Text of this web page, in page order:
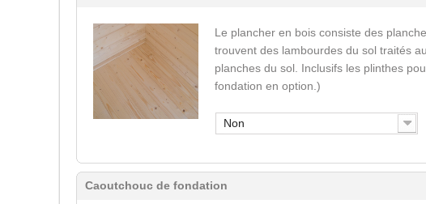
Le plancher en bois consiste des
trouvent des lambourdes du sol traités
planches du sol. Inclusifs les plinthes
fondation en option.)
Non
Caoutchouc de fondation